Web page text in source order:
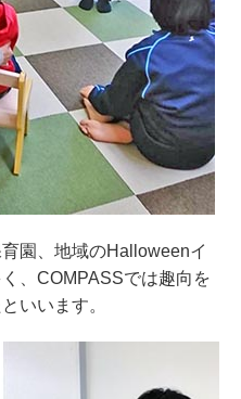
園、地域のHalloweenイ
、COMPASSでは趣向を
いいます。